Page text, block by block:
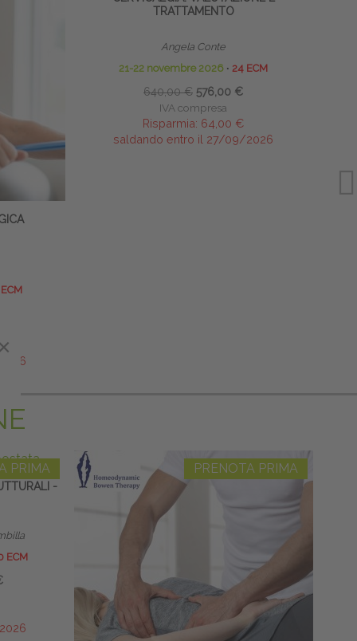
TRATTAMENTO
Angela Conte
21-22 novembre 2026 ∙ 24 ECM
640,00 € 576,00 €
IVA compresa
Risparmia: 64,00 €
saldando entro il 27/09/2026
PRIMA
-
ECM
PRENOTA PRIMA
×